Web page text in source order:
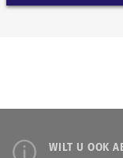
WILT U OOK